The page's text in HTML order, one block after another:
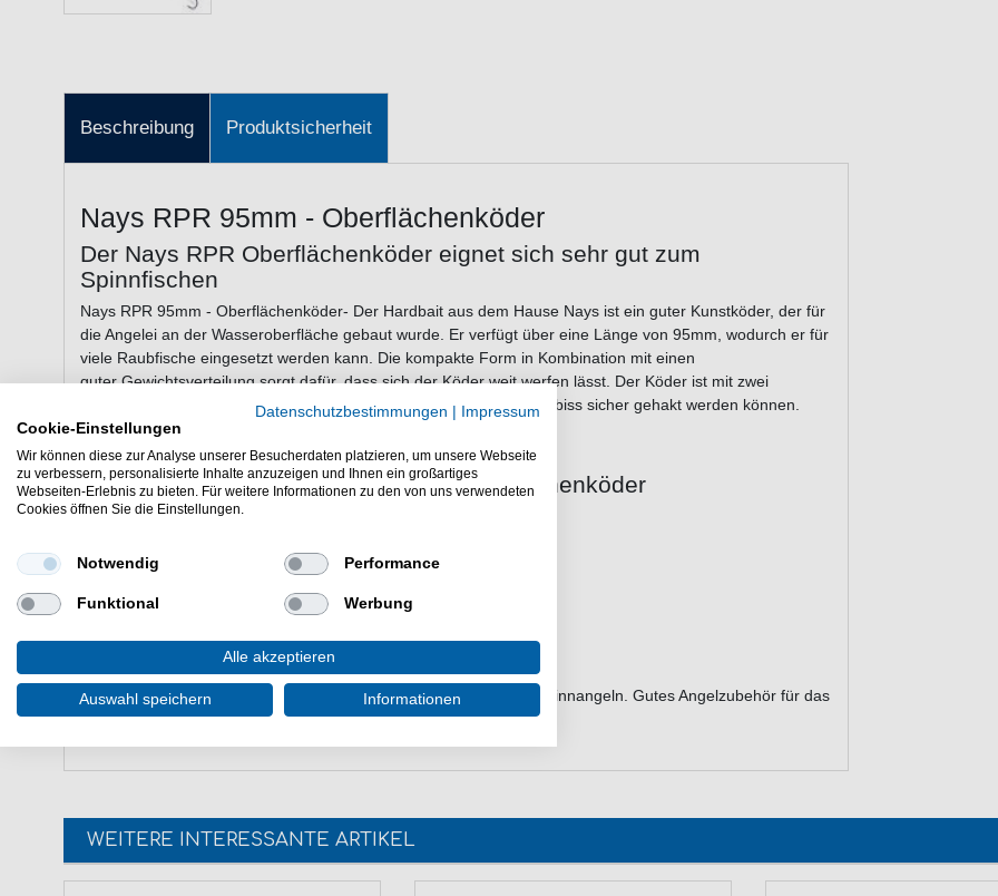
Beschreibung Produktsicherheit
Nays RPR 95mm - Oberflächenköder
Der Nays RPR Oberflächenköder eignet sich sehr gut zum
Spinnfischen
Nays RPR 95mm - Oberflächenköder- Der Hardbait aus dem Hause Nays ist ein guter Kunstköder, der für
die Angelei an der Wasseroberfläche gebaut wurde. Er verfügt über eine Länge von 95mm, wodurch er für
viele Raubfische eingesetzt werden kann. Die kompakte Form in Kombination mit einen
guter Gewichtsverteilung sorgt dafür, dass sich der Köder weit werfen lässt. Der Köder ist mit zwei
scharfen Drillingshaken versehen, sodass Raubfische nach dem Anbiss sicher gehakt werden können.
Eigenschaften von dem Nays RPR Oberflächenköder
Topwater Köder
Gewicht: 9,1g
gute Gewichtsverteilung
Lieferumfang: 1 Wobbler in einer gewählten Farbe
Der Nays RPR 95mm Oberflächenköder ist eine gute Wahl beim Spinnangeln. Gutes Angelzubehör für das
Kunstköderangeln in Seen & Flüssen.
WEITERE INTERESSANTE ARTIKEL
Datenschutzbestimmungen | Impressum
Cookie-Einstellungen
Wir können diese zur Analyse unserer Besucherdaten platzieren, um unsere Webseite
zu verbessern, personalisierte Inhalte anzuzeigen und Ihnen ein großartiges
Webseiten-Erlebnis zu bieten. Für weitere Informationen zu den von uns verwendeten
Cookies öffnen Sie die Einstellungen.
Notwendig Performance
Funktional Werbung
Alle akzeptieren
Auswahl speichern Informationen